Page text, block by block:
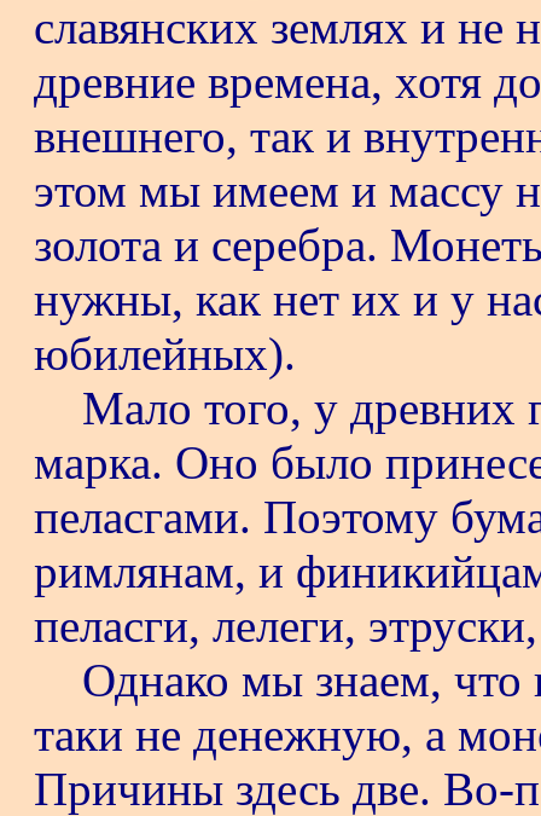
славянских землях и не
древние времена, хотя
внешнего, так и
этом мы имеем и массу
золота и серебра.
нужны, как нет их и у
юбилейных).
Мало того, у древних
марка. Оно было
пеласгами. Поэтому
римлянам, и
пеласги, лелеги,
Однако мы знаем, что
таки не денежную, а
Причины здесь две. Во-